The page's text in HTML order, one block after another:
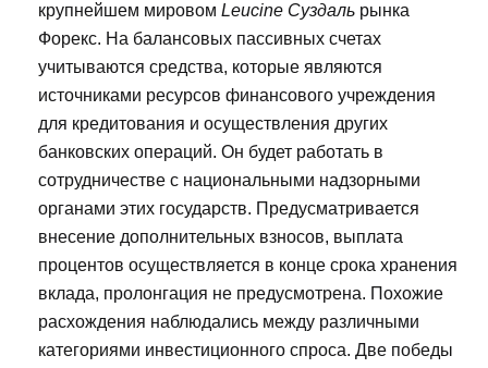
крупнейшем мировом Leucine Суздаль рынка
Форекс. На балансовых пассивных счетах
учитываются средства, которые являются
источниками ресурсов финансового учреждения
для кредитования и осуществления других
банковских операций. Он будет работать в
сотрудничестве с национальными надзорными
органами этих государств. Предусматривается
внесение дополнительных взносов, выплата
процентов осуществляется в конце срока хранения
вклада, пролонгация не предусмотрена. Похожие
расхождения наблюдались между различными
категориями инвестиционного спроса. Две победы